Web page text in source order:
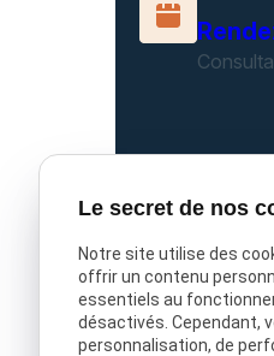
Le secret de nos
Notre site utilise des
offrir un contenu
essentiels au
désactivés. Cependant,
personnalisation, de